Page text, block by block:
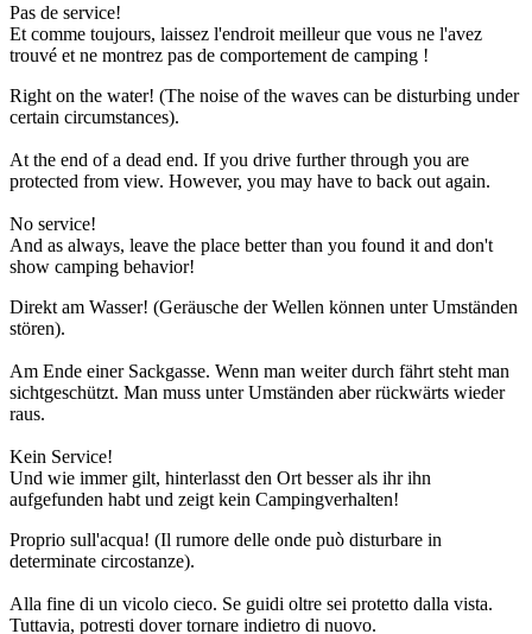
Pas de service!
Et comme toujours, laissez l'endroit meilleur que vous ne l'avez
trouvé et ne montrez pas de comportement de camping !
Right on the water! (The noise of the waves can be disturbing under
certain circumstances).
At the end of a dead end. If you drive further through you are
protected from view. However, you may have to back out again.
No service!
And as always, leave the place better than you found it and don't
show camping behavior!
Direkt am Wasser! (Geräusche der Wellen können unter Umständen
stören).
Am Ende einer Sackgasse. Wenn man weiter durch fährt steht man
sichtgeschützt. Man muss unter Umständen aber rückwärts wieder
raus.
Kein Service!
Und wie immer gilt, hinterlasst den Ort besser als ihr ihn
aufgefunden habt und zeigt kein Campingverhalten!
Proprio sull'acqua! (Il rumore delle onde può disturbare in
determinate circostanze).
Alla fine di un vicolo cieco. Se guidi oltre sei protetto dalla vista.
Tuttavia, potresti dover tornare indietro di nuovo.